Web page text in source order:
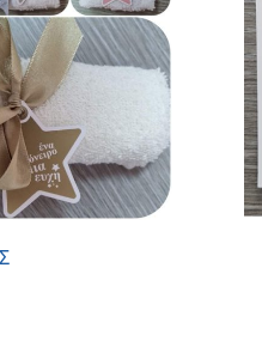
ΣΤΟ ΚΑΛΑΘΙ
ΛΕΠΤΟΜΕΡΕΙΕΣ